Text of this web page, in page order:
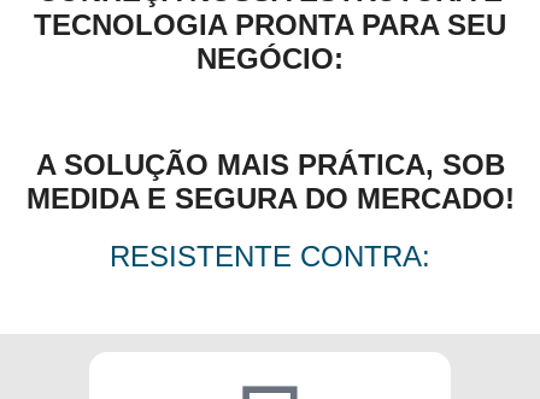
TECNOLOGIA PRONTA PARA SEU
NEGÓCIO:
A SOLUÇÃO MAIS PRÁTICA, SOB
MEDIDA E SEGURA DO MERCADO!
RESISTENTE CONTRA: